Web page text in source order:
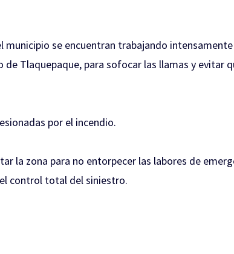
se encuentran trabajando
Tlaquepaque, para sofocar las llamas y evitar
por el incendio.
la zona para no entorpecer las labores de
control total del siniestro.